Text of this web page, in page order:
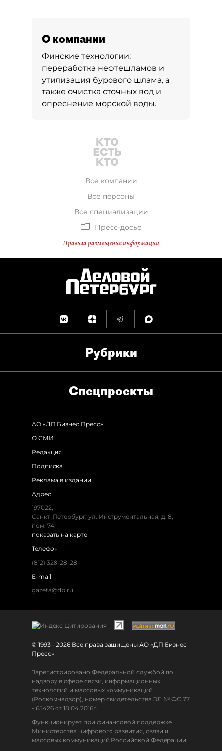
О компании
Финские технологии:
переработка нефтешламов и
утилизация бурового шлама, а
также очистка сточных вод и
опреснение морской воды.
Все компании
Все персоны
Все специализации
Пресс-досье
Правила размещения информации
Рубрики
Спец­проекты
АО «ДП Бизнес Пресс»
О СМИ
Редакция
Подписка
Реклама в издании
Адрес
197022,
Санкт-Петербург, ул. Инструментальная, д. 8,
пом. 74.
показать на карте
Телефон
(812) 328-28-28
E-mail
gazeta@dp.ru
© 1993 - 2026 Все права защищены АО «ДП Бизнес
Пресс»
Зарегистрировано Федеральной службой по
надзору в сфере связи, информационных
технологий и массовых коммуникаций
(Роскомнадзор), номер свидетельства ЭЛ № ФС 77
- 65426 от 18.04.2016г.
Функционирует при финансовой поддержке
Министерства цифрового развития, связи и
массовых коммуникаций Российской Федерации.